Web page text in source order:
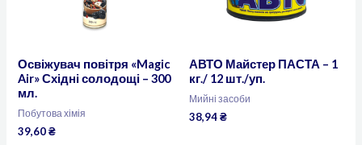
Освіжувач повітря «Magic
Air» Східні солодощі – 300
мл.
Побутова хімія
39,60₴
АВТО Майстер ПАСТА – 1
кг./ 12 шт./уп.
Мийні засоби
38,94₴